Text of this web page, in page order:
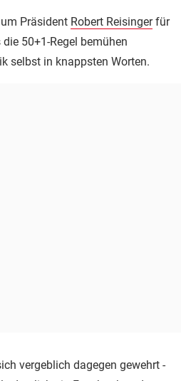
Präsident Robert Reisingerfür
50+1-Regel bemühen
selbst in knappsten Worten.
vergeblich dagegen gewehrt -